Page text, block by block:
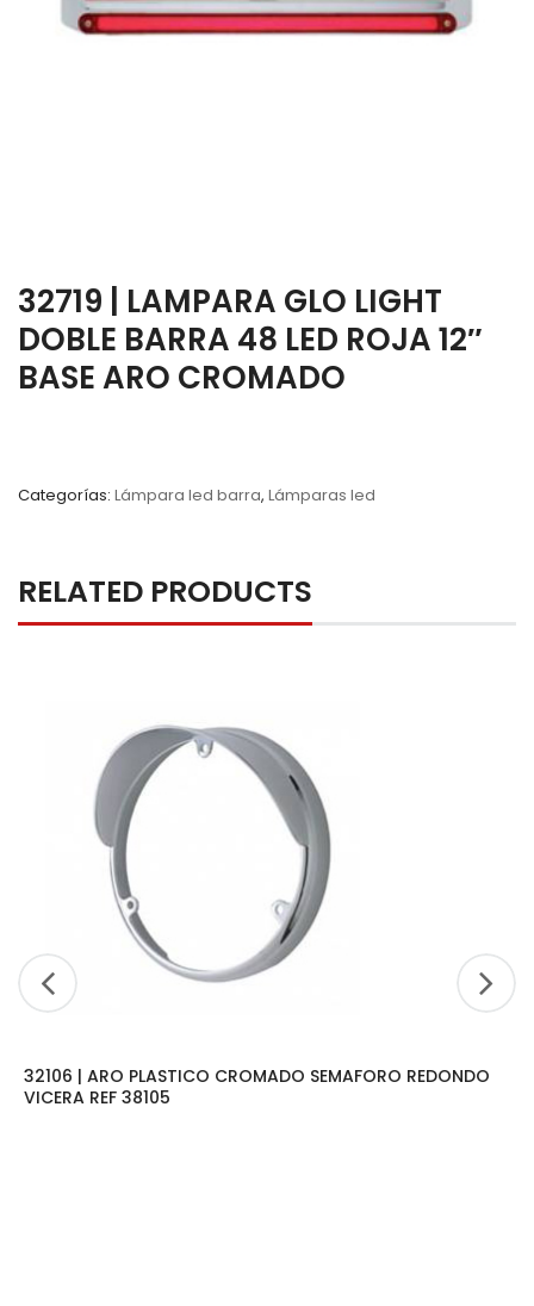
32719 | LAMPARA GLO LIGHT
DOBLE BARRA 48 LED ROJA 12″
BASE ARO CROMADO
Categorías: Lámpara led barra, Lámparas led
RELATED PRODUCTS
32106 | ARO PLASTICO CROMADO SEMAFORO REDONDO
VICERA REF 38105